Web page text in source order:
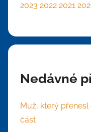
2023 2022 2021
Nedávné
Muž, který přenesl
část